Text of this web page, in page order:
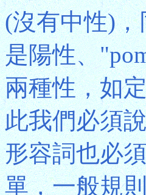
(沒有中性)
是陽性、
兩種性，如
此我們必須
形容詞也必
單，一般規